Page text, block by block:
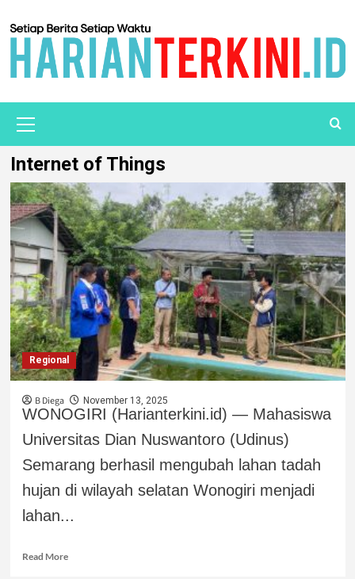
Internet of Things
Regional
B Diega November 13, 2025
WONOGIRI (Harianterkini.id) — Mahasiswa
Universitas Dian Nuswantoro (Udinus)
Semarang berhasil mengubah lahan tadah
hujan di wilayah selatan Wonogiri menjadi
lahan...
Read More